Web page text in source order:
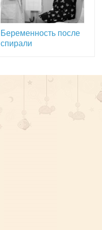
Беременность после
спирали